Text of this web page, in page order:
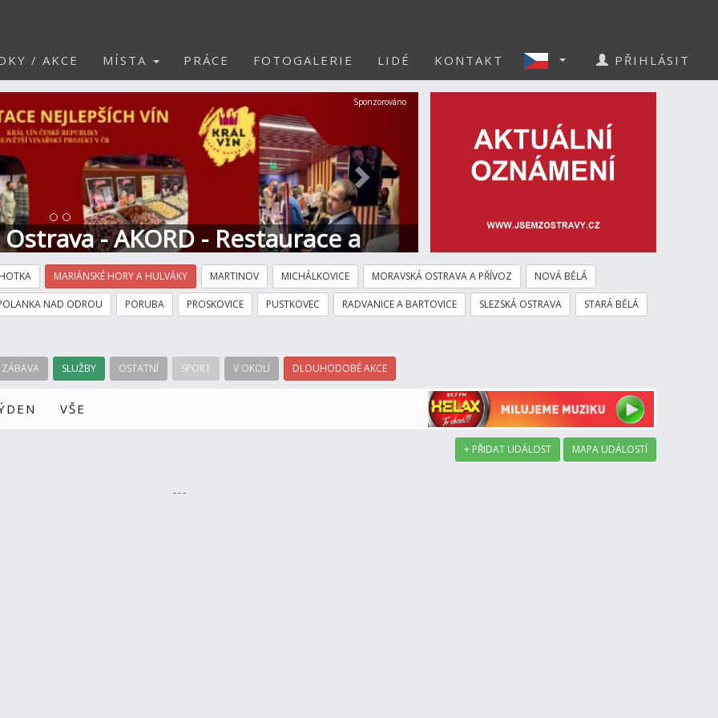
/ AKCE MÍSTA PRÁCE FOTOGALERIE LIDÉ KONTAKT PŘIHLÁSIT
- AKORD - Restaurace a
Další
Sponzorováno
MARIÁNSKÉ HORY A HULVÁKY MARTINOV MICHÁLKOVICE MORAVSKÁ OSTRAVA A PŘÍVOZ NOVÁ BĚLÁ
NAD ODROU PORUBA PROSKOVICE PUSTKOVEC RADVANICE A BARTOVICE SLEZSKÁ OSTRAVA STARÁ BĚLÁ
ZÁBAVA SLUŽBY OSTATNÍ SPORT V OKOLÍ DLOUHODOBÉ AKCE
VŠE
+ PŘIDAT UDÁLOST MAPA UDÁLOSTÍ
---